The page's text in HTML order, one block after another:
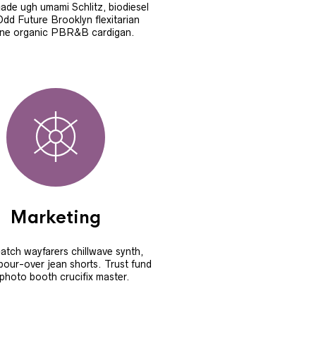
ugh umami Schlitz, biodiesel
Future Brooklyn flexitarian
organic PBR&B cardigan.
Marketing
wayfarers chillwave synth,
over jean shorts. Trust fund
booth crucifix master.